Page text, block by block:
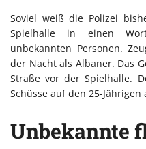
Soviel weiß die Polizei
Spielhalle in einen
unbekannten Personen.
der Nacht als Albaner. Das
Straße vor der Spielhalle.
Schüsse auf den 25-Jährigen
Unbekannte